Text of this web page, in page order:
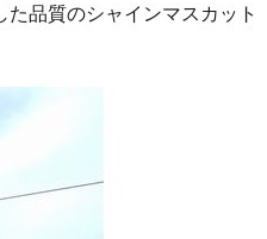
品質のシャインマスカット